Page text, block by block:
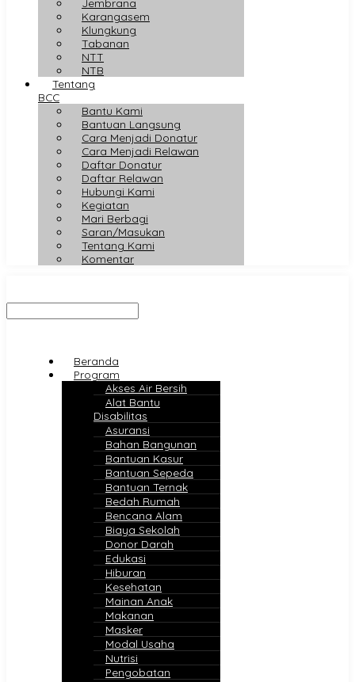
Karangasem
Klungkung
Tabanan
NTT
NTB
Tentang
BCC
Bantu Kami
Bantuan Langsung
Cara Menjadi Donatur
Cara Menjadi Relawan
Daftar Donatur
Daftar Relawan
Hubungi Kami
Kegiatan
Mari Berbagi
Saran/Masukan
Tentang Kami
Komentar
Beranda
Program
Akses Air Bersih
Alat Bantu
Disabilitas
Asuransi
Bahan Bangunan
Bantuan Kasur
Bantuan Sepeda
Bantuan Ternak
Bedah Rumah
Bencana Alam
Biaya Sekolah
Donor Darah
Edukasi
Hiburan
Kesehatan
Mainan Anak
Makanan
Masker
Modal Usaha
Nutrisi
Pengobatan